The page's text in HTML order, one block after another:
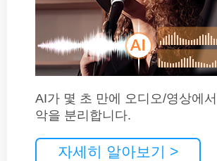
AI가 몇 초 만에 오디오/영상에
악을 분리합니다.
자세히 알아보기 >